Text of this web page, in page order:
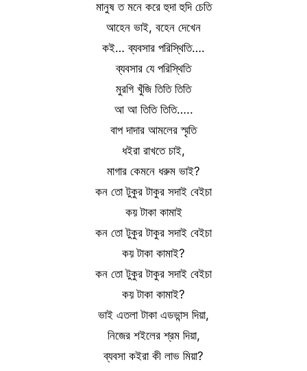
মানুষ ত মনে করে হুদা হুদি চেতি
আহেন ভাই, বহেন দেখেন
কই… ব্যবসার পরিস্থিতি….
ব্যবসার যে পরিস্থিতি
মুরগি খুঁজি তিতি তিতি
আ আ তিতি তিতি…..
বাপ দাদার আমলের স্মৃতি
ধইরা রাখতে চাই,
মাগার কেমনে ধরুম ভাই?
কন তো টুকুর টাকুর সদাই বেইচা
কয় টাকা কামাই
কন তো টুকুর টাকুর সদাই বেইচা
কয় টাকা কামাই?
কন তো টুকুর টাকুর সদাই বেইচা
কয় টাকা কামাই?
ভাই এতলা টাকা এডভান্স দিয়া,
নিজের শইলের শ্রম দিয়া,
ব্যবসা কইরা কী লাভ মিয়া?